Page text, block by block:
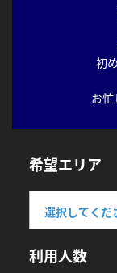
初
お忙
希望エリア
利用人数